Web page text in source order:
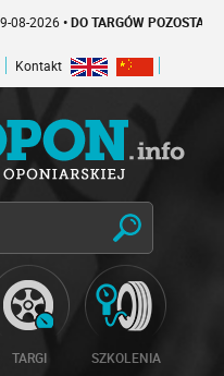
• DO TARGÓW POZOSTAŁO -1
Kontakt
TARGI SZKOLENIA